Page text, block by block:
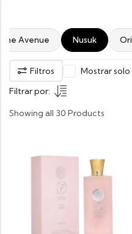
Avenue Nusuk
Filtros
Mostrar
Filtrar por:
Showing all 30 Products